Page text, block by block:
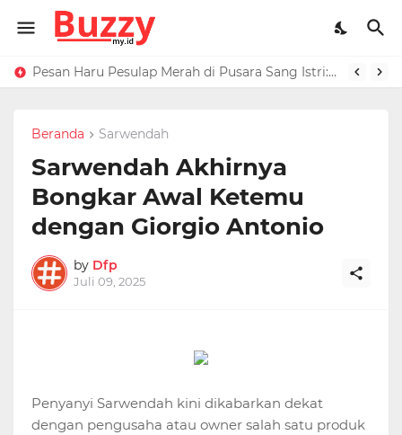
Pesan Haru Pesulap Merah di Pusara Sang Istri: Sekarang Kamu Enggak Perlu Sakit Disuntik Lagi
Raffi Ahmad Masih di LN, Kirim Rp 1 M ke Jeje Buat Korban Longsor Bandung Barat
Beranda Sarwendah
Sarwendah Akhirnya
Bongkar Awal Ketemu
dengan Giorgio Antonio
by Dfp
Juli 09, 2025
Penyanyi Sarwendah kini dikabarkan dekat
dengan pengusaha atau owner salah satu produk